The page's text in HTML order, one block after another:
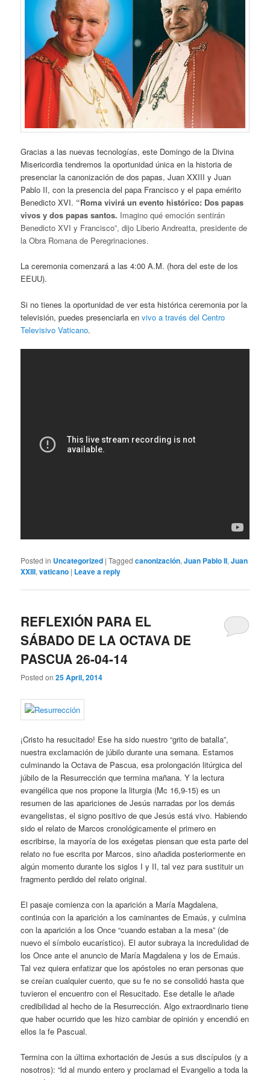
Gracias a las nuevas tecnologías, este Domingo de la Divina
Misericordia tendremos la oportunidad única en la historia de
presenciar la canonización de dos papas, Juan XXIII y Juan
Pablo II, con la presencia del papa Francisco y el papa emérito
Benedicto XVI. “Roma vivirá un evento histórico: Dos papas
vivos y dos papas santos. Imagino qué emoción sentirán
Benedicto XVI y Francisco”, dijo Liberio Andreatta, presidente de
la Obra Romana de Peregrinaciones.
La ceremonia comenzará a las 4:00 A.M. (hora del este de los
EEUU).
Si no tienes la oportunidad de ver esta histórica ceremonia por la
televisión, puedes presenciarla envivo a través del Centro
Televisivo Vaticano.
Posted in Uncategorized |Tagged canonización,Juan Pablo II,Juan
XXIII,vaticano | Leave a reply
REFLEXIÓN PARA EL
SÁBADO DE LA OCTAVA DE
PASCUA 26-04-14
Posted on25 April, 2014
¡Cristo ha resucitado! Ese ha sido nuestro “grito de batalla”,
nuestra exclamación de júbilo durante una semana. Estamos
culminando la Octava de Pascua, esa prolongación litúrgica del
júbilo de la Resurrección que termina mañana. Y la lectura
evangélica que nos propone la liturgia (Mc 16,9-15) es un
resumen de las apariciones de Jesús narradas por los demás
evangelistas, el signo positivo de que Jesús está vivo. Habiendo
sido el relato de Marcos cronológicamente el primero en
escribirse, la mayoría de los exégetas piensan que esta parte del
relato no fue escrita por Marcos, sino añadida posteriormente en
algún momento durante los siglos I y II, tal vez para sustituir un
fragmento perdido del relato original.
El pasaje comienza con la aparición a María Magdalena,
continúa con la aparición a los caminantes de Emaús, y culmina
con la aparición a los Once “cuando estaban a la mesa” (de
nuevo el símbolo eucarístico). El autor subraya la incredulidad de
los Once ante el anuncio de María Magdalena y los de Emaús.
Tal vez quiera enfatizar que los apóstoles no eran personas que
se creían cualquier cuento, que su fe no se consolidó hasta que
tuvieron el encuentro con el Resucitado. Ese detalle le añade
credibilidad al hecho de la Resurrección. Algo extraordinario tiene
que haber ocurrido que les hizo cambiar de opinión y encendió en
ellos la fe Pascual.
Termina con la última exhortación de Jesús a sus discípulos (y a
nosotros): “ld al mundo entero y proclamad el Evangelio a toda la